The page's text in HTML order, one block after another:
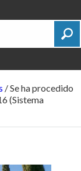
/Se ha procedido
(Sistema